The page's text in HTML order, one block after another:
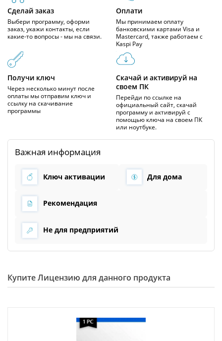
Сделай заказ
Выбери программу, оформи
заказ, укажи контакты, если
какие-то вопросы - мы на связи.
Оплати
Мы принимаем оплату
банковскими картами Visa и
Mastercard, также работаем с
Kaspi Pay
Получи ключ
Через несколько минут после
оплаты мы отправим ключ и
ссылку на скачивание
программы
Скачай и активируй на
своем ПК
Перейди по ссылке на
официальный сайт, скачай
программу и активируй с
помощью ключа на своем ПК
или ноутбуке.
Важная информация
Ключ активации Для дома
Рекомендация
Не для предприятий
Купите Лицензию для данного продукта